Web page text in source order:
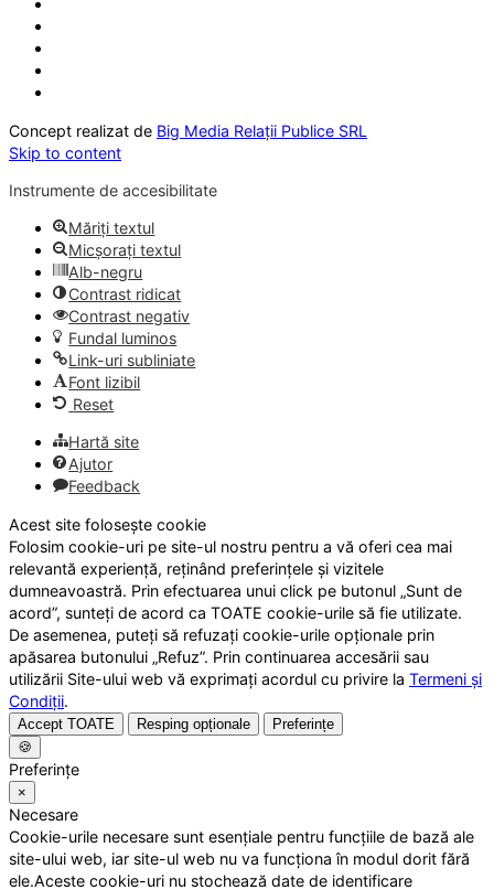
Concept realizat de Big Media Relații Publice SRL
Skip to content
Instrumente de accesibilitate
Măriți textul
Micșorați textul
Alb-negru
Contrast ridicat
Contrast negativ
Fundal luminos
Link-uri subliniate
Font lizibil
Reset
Hartă site
Ajutor
Feedback
Acest site folosește cookie
Folosim cookie-uri pe site-ul nostru pentru a vă oferi cea mai
relevantă experiență, reținând preferințele și vizitele
dumneavoastră. Prin efectuarea unui click pe butonul „Sunt de
acord”, sunteți de acord ca TOATE cookie-urile să fie utilizate.
De asemenea, puteți să refuzați cookie-urile opționale prin
apăsarea butonului „Refuz”. Prin continuarea accesării sau
utilizării Site-ului web vă exprimați acordul cu privire la Termeni și
Condiții.
Accept TOATE Resping opționale
Preferințe
🍪
Preferințe
×
Necesare
Cookie-urile necesare sunt esențiale pentru funcțiile de bază ale
site-ului web, iar site-ul web nu va funcționa în modul dorit fără
ele.Aceste cookie-uri nu stochează date de identificare